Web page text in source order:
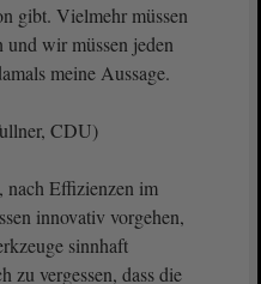
gibt. Vielmehr müssen
und wir müssen jeden
meine Aussage.
CDU)
nach Effizienzen im
innovativ vorgehen,
sinnhaft
zu vergessen, dass die